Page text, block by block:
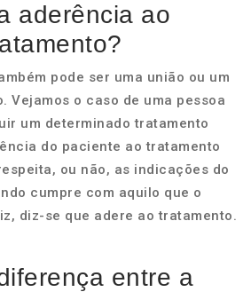
aderência ao
pode ser uma união ou um
Vejamos o caso de uma pessoa
um determinado tratamento
do paciente ao tratamento
ou não, as indicações do
cumpre com aquilo que o
diz-se que adere ao tratamento.
entre a